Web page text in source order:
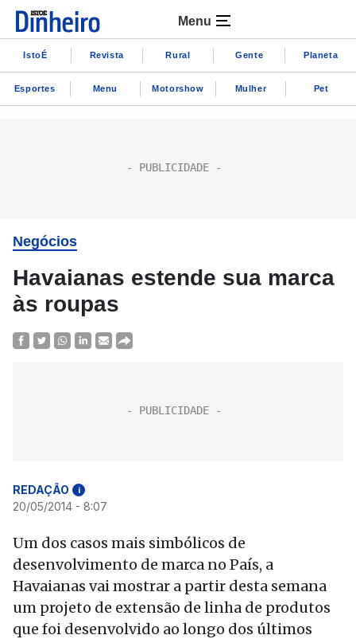
Menu
IstoÉ Revista Rural Gente Planeta
Esportes Menu Motorshow Mulher Pet
Negócios
Havaianas estende sua marca
às roupas
REDAÇÃO i
20/05/2014 - 8:07
Um dos casos mais simbólicos de
desenvolvimento de marca no País, a
Havaianas vai mostrar a partir desta semana
um projeto de extensão de linha de produtos
que foi desenvolvido ao longo dos últimos